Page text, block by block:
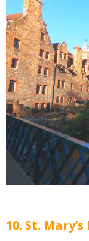
10. St.